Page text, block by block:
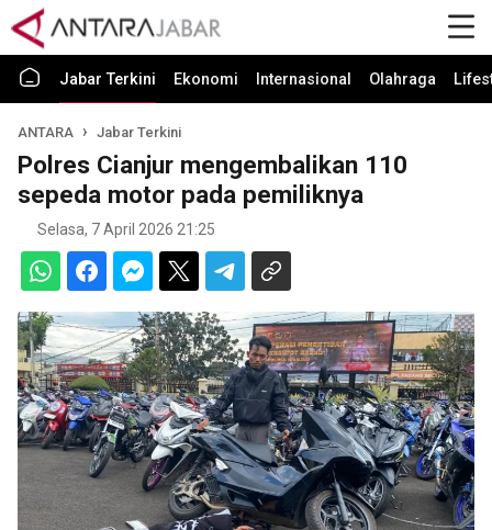
Jabar Terkini Ekonomi Internasional Olahraga
ANTARA Jabar Terkini
Polres Cianjur mengembalikan 110
sepeda motor pada pemiliknya
Selasa, 7 April 2026 21:25